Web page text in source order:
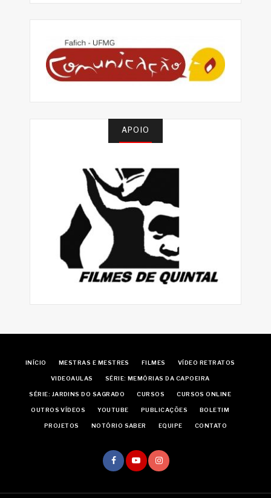
APOIO
INÍCIO MESTRAS E MESTRES FILMES VÍDEO RETRATOS
VIDEOAULAS SÉRIE: MEMÓRIAS DA CAPOEIRA
SÉRIE: JARDINS DO SAGRADO CURSOS CURSOS ONLINE
OUTROS VÍDEOS YOUTUBE PUBLICAÇÕES BOLETIM
PROJETOS NOTÓRIO SABER EQUIPE CONTATO